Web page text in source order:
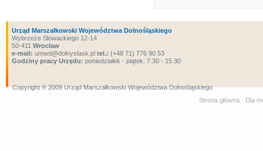
Urząd Marszałkowski Województwa Dolnośląskiego
Wybrzeże Słowackiego 12-14
50-411 Wrocław
e-mail: umwd@dolnyslask.pl tel.: (+48 71) 776 90 53
Godziny pracy Urzędu: poniedziałek - piątek: 7.30 - 15.30
Copyright ® 2009 Urząd Marszałkowski Województwa Dolnośląskiego
Strona główna
Dla